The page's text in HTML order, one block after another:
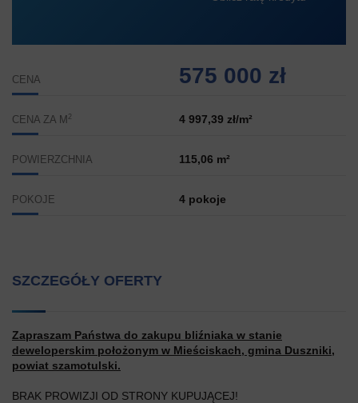
CENA 575 000 zł
CENA ZA M 2 4 997,39 zł/m²
POWIERZCHNIA 115,06 m²
POKOJE 4 pokoje
SZCZEGÓŁY OFERTY
Zapraszam Państwa do zakupu bliźniaka w stanie
deweloperskim położonym w Mieściskach, gmina Duszniki,
powiat szamotulski.
BRAK PROWIZJI OD STRONY KUPUJĄCEJ!